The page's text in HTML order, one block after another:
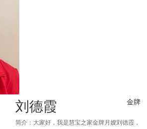
刘德霞 金牌
简介：大家好，我是慧宝之家金牌月嫂刘德霞，